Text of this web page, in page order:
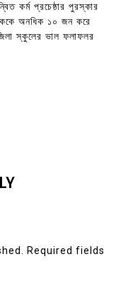
কর্ম প্রচেষ্ঠার পুরস্কার
অনধিক ১০ জন করে
জিলা স্কুলের ভাল ফলাফলর
Required fields